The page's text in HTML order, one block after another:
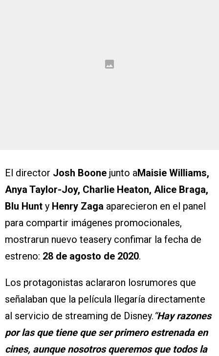
El director Josh Boone junto aMaisie Williams,
Anya Taylor-Joy, Charlie Heaton, Alice Braga,
Blu Hunt y Henry Zaga aparecieron en el panel
para compartir imágenes promocionales,
mostrarun nuevo teasery confimar la fecha de
estreno: 28 de agosto de 2020.
Los protagonistas aclararon losrumores que
señalaban que la película llegaría directamente
al servicio de streaming de Disney.“Hay razones
por las que tiene que ser primero estrenada en
cines, aunque nosotros queremos que todos la